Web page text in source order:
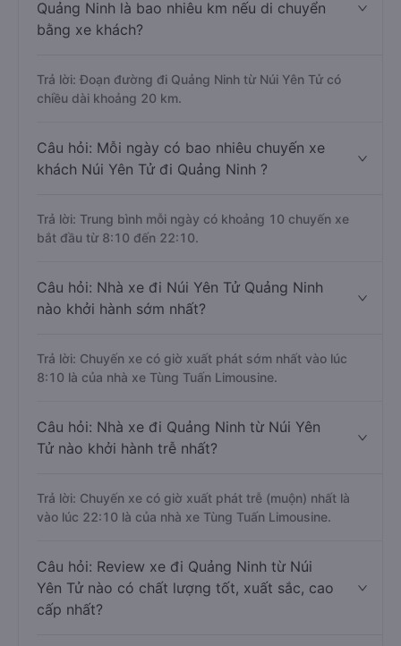
Quảng Ninh là bao nhiêu km nếu di chuyển
bằng xe khách?
Trả lời: Đoạn đường đi Quảng Ninh từ Núi Yên Tử có
chiều dài khoảng 20 km.
Câu hỏi: Mỗi ngày có bao nhiêu chuyến xe
khách Núi Yên Tử đi Quảng Ninh ?
Trả lời: Trung bình mỗi ngày có khoảng 10 chuyến xe
bắt đầu từ 8:10 đến 22:10.
Câu hỏi: Nhà xe đi Núi Yên Tử Quảng Ninh
nào khởi hành sớm nhất?
Trả lời: Chuyến xe có giờ xuất phát sớm nhất vào lúc
8:10 là của nhà xe Tùng Tuấn Limousine.
Câu hỏi: Nhà xe đi Quảng Ninh từ Núi Yên
Tử nào khởi hành trễ nhất?
Trả lời: Chuyến xe có giờ xuất phát trễ (muộn) nhất là
vào lúc 22:10 là của nhà xe Tùng Tuấn Limousine.
Câu hỏi: Review xe đi Quảng Ninh từ Núi
Yên Tử nào có chất lượng tốt, xuất sắc, cao
cấp nhất?